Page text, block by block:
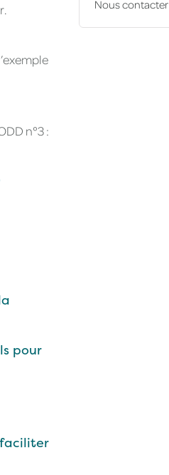
n°3 :
pour
Nous contacter